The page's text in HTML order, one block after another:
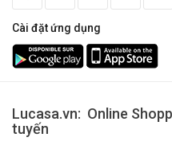
Cài đặt ứng dụng
Lucasa.vn: Online
tuyến